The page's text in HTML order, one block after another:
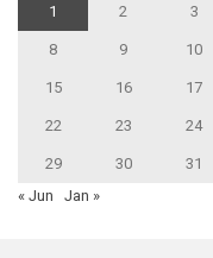
1 2 3
8 9 10
15 16 17
22 23 24
29 30
31
« Jun
Jan »